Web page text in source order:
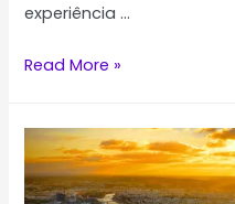
experiência …
Aura
Read More »